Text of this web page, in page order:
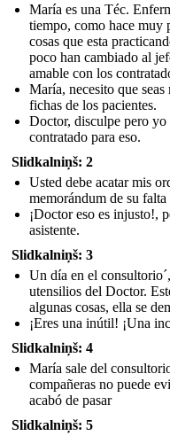
María es una Téc.
tiempo, como hace muy
cosas que esta
poco han cambiado al
amable con los
María, necesito que
fichas de los pacientes.
Doctor, disculpe pero yo
contratado para eso.
Slidkalniņš: 2
Usted debe acatar mis
memorándum de su
¡Doctor eso es injusto!,
asistente.
Slidkalniņš: 3
Un día en el
utensilios del Doctor.
algunas cosas, ella se
¡Eres una inútil! ¡Una
Slidkalniņš: 4
María sale del
compañeras no puede
acabó de pasar
Slidkalniņš: 5